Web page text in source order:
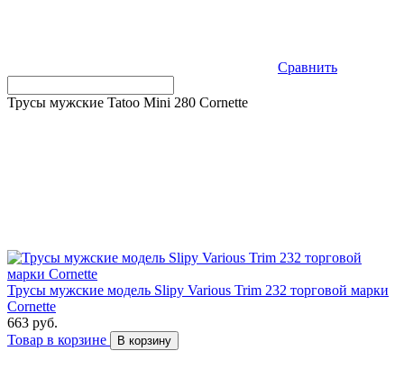
Сравнить
Трусы мужские Tatoo Mini 280 Cornette
Трусы мужские модель Slipy Various Trim 232 торговой марки
Cornette
663 руб.
Товар в корзине
В корзину